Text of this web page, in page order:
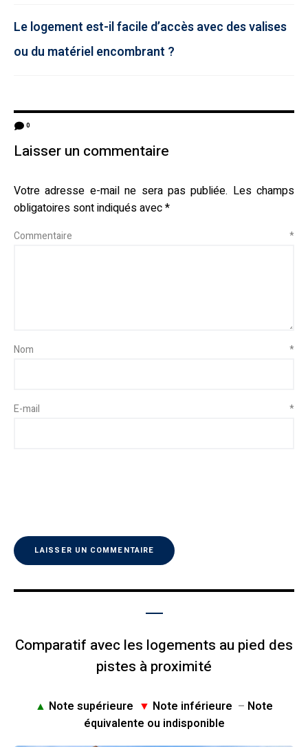
Le logement est-il facile d’accès avec des valises
ou du matériel encombrant ?
0
Laisser un commentaire
Votre adresse e-mail ne sera pas publiée. Les champs
obligatoires sont indiqués avec*
Commentaire *
Nom *
E-mail *
Comparatif avec les logements au pied des
pistes à proximité
▲ Note supérieure ▼ Note inférieure – Note
équivalente ou indisponible